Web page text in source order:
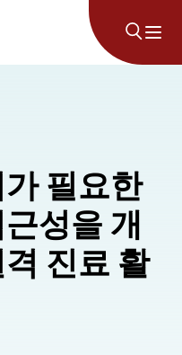
필요한
성을 개
진료 활